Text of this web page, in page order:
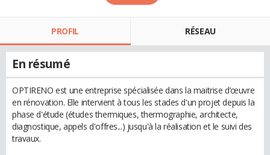
PROFIL RÉSEAU
En résumé
OPTIRENO est une entreprise spécialisée dans la maitrise d’œuvre
en rénovation. Elle intervient à tous les stades d'un projet depuis la
phase d'étude (études thermiques, thermographie, architecte,
diagnostique, appels d'offres...) jusqu'à la réalisation et le suivi des
travaux.